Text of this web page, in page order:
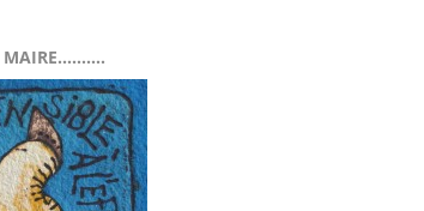
MAIRE……….